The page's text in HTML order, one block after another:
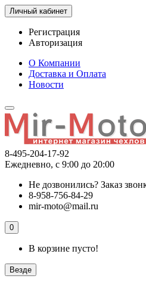
Личный кабинет
Регистрация
Авторизация
О Компании
Доставка и Оплата
Новости
8-495-204-17-92
Ежедневно, с 9:00 до 20:00
Не дозвонились? Заказ
8-958-756-84-29
mir-moto@mail.ru
0
В корзине пусто!
Везде